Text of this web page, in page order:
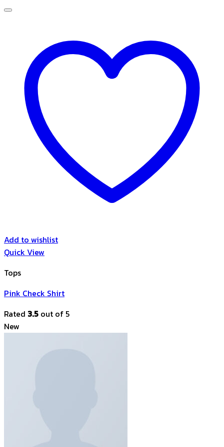
Add to wishlist
Quick View
Tops
Pink Check Shirt
Rated 3.5 out of 5
New